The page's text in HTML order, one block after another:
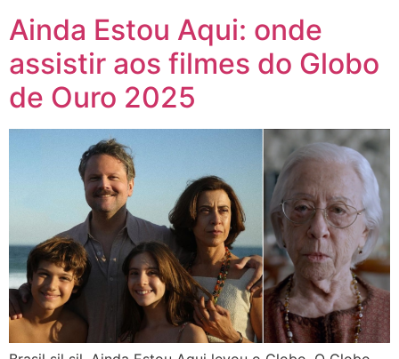
Ainda Estou Aqui: onde
assistir aos filmes do Globo
de Ouro 2025